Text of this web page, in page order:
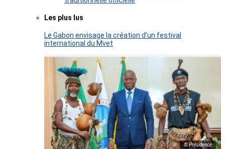
Les plus lus
Le Gabon envisage la création d’un festival
international du Mvet
© Présidence